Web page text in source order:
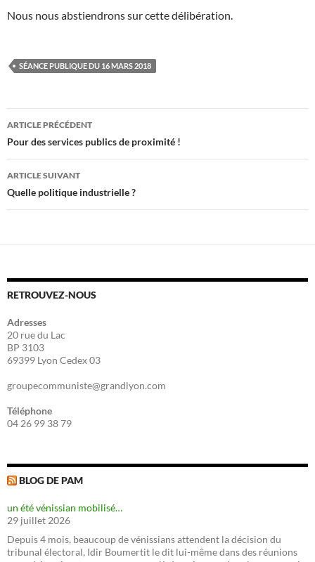
Nous nous abstiendrons sur cette délibération.
SÉANCE PUBLIQUE DU 16 MARS 2018
Navigation
des
articles
ARTICLE PRÉCÉDENT
Pour des services publics de proximité !
ARTICLE SUIVANT
Quelle politique industrielle ?
RETROUVEZ-NOUS
Adresses
20 rue du Lac
BP 3103
69399 Lyon Cedex 03
groupecommuniste@grandlyon.com
Téléphone
04 26 99 38 79
BLOG DE PAM
un été vénissian mobilisé…
29 juillet 2026
Depuis 4 mois, beaucoup de vénissians attendent la décision du
tribunal électoral, Idir Boumertit le dit lui-même dans des réunions